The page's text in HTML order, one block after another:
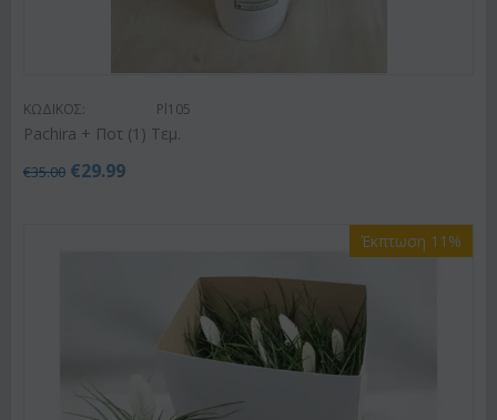
ΚΩΔΙΚΟΣ: Pl105
Pachira + Ποτ (1) Τεμ.
€35.00 €29.99
Έκπτωση 11%